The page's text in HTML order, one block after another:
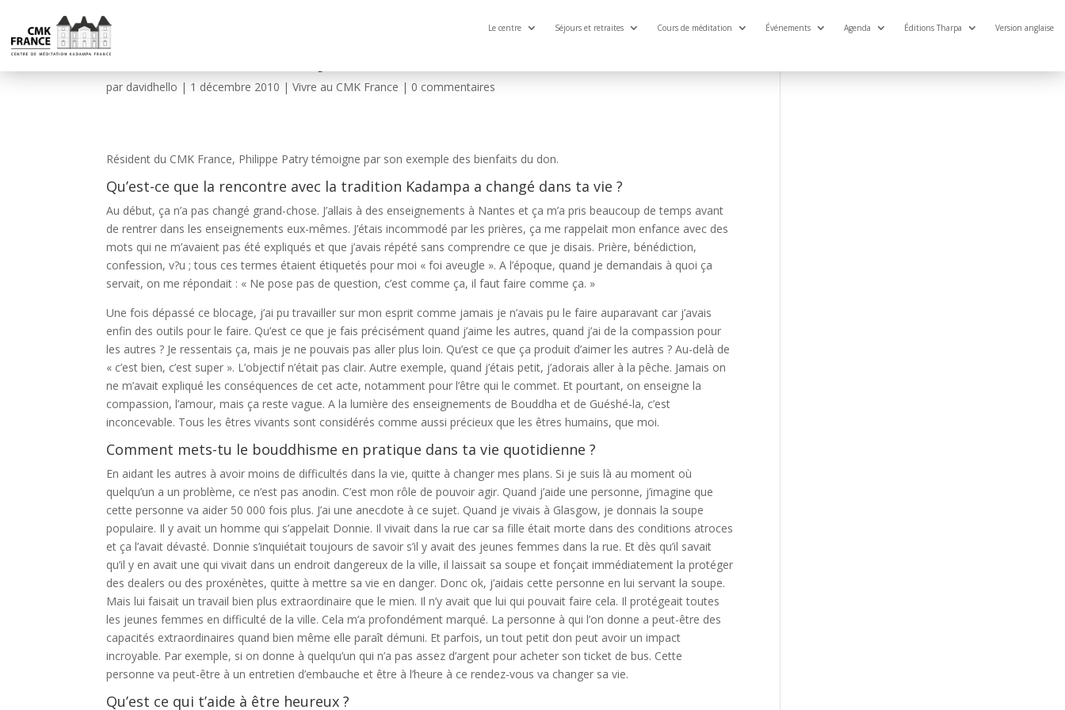
Le centre Séjours et retraites Cours de méditation Événements Agenda Éditions Tharpa Version anglaise
« Aider les autres, ça me rend heureux »
par davidhello | 1 décembre 2010 |Vivre au CMK France |0 commentaires
Résident du CMK France, Philippe Patry témoigne par son exemple des bienfaits du don.
Qu’est-ce que la rencontre avec la tradition Kadampa a changé dans ta vie ?
Au début, ça n’a pas changé grand-chose. J’allais à des enseignements à Nantes et ça m’a pris beaucoup de temps avant
de rentrer dans les enseignements eux-mêmes. J’étais incommodé par les prières, ça me rappelait mon enfance avec des
mots qui ne m’avaient pas été expliqués et que j’avais répété sans comprendre ce que je disais. Prière, bénédiction,
confession, v?u ; tous ces termes étaient étiquetés pour moi « foi aveugle ». A l’époque, quand je demandais à quoi ça
servait, on me répondait : « Ne pose pas de question, c’est comme ça, il faut faire comme ça. »
Une fois dépassé ce blocage, j’ai pu travailler sur mon esprit comme jamais je n’avais pu le faire auparavant car j’avais
enfin des outils pour le faire. Qu’est ce que je fais précisément quand j’aime les autres, quand j’ai de la compassion pour
les autres ? Je ressentais ça, mais je ne pouvais pas aller plus loin. Qu’est ce que ça produit d’aimer les autres ? Au-delà de
« c’est bien, c’est super ». L’objectif n’était pas clair. Autre exemple, quand j’étais petit, j’adorais aller à la pêche. Jamais on
ne m’avait expliqué les conséquences de cet acte, notamment pour l’être qui le commet. Et pourtant, on enseigne la
compassion, l’amour, mais ça reste vague. A la lumière des enseignements de Bouddha et de Guéshé-la, c’est
inconcevable. Tous les êtres vivants sont considérés comme aussi précieux que les êtres humains, que moi.
Comment mets-tu le bouddhisme en pratique dans ta vie quotidienne ?
En aidant les autres à avoir moins de difficultés dans la vie, quitte à changer mes plans. Si je suis là au moment où
quelqu’un a un problème, ce n’est pas anodin. C’est mon rôle de pouvoir agir. Quand j’aide une personne, j’imagine que
cette personne va aider 50 000 fois plus. J’ai une anecdote à ce sujet. Quand je vivais à Glasgow, je donnais la soupe
populaire. Il y avait un homme qui s’appelait Donnie. Il vivait dans la rue car sa fille était morte dans des conditions atroces
et ça l’avait dévasté. Donnie s’inquiétait toujours de savoir s’il y avait des jeunes femmes dans la rue. Et dès qu’il savait
qu’il y en avait une qui vivait dans un endroit dangereux de la ville, il laissait sa soupe et fonçait immédiatement la protéger
des dealers ou des proxénètes, quitte à mettre sa vie en danger. Donc ok, j’aidais cette personne en lui servant la soupe.
Mais lui faisait un travail bien plus extraordinaire que le mien. Il n’y avait que lui qui pouvait faire cela. Il protégeait toutes
les jeunes femmes en difficulté de la ville. Cela m’a profondément marqué. La personne à qui l’on donne a peut-être des
capacités extraordinaires quand bien même elle paraît démuni. Et parfois, un tout petit don peut avoir un impact
incroyable. Par exemple, si on donne à quelqu’un qui n’a pas assez d’argent pour acheter son ticket de bus. Cette
personne va peut-être à un entretien d’embauche et être à l’heure à ce rendez-vous va changer sa vie.
Qu’est ce qui t’aide à être heureux ?